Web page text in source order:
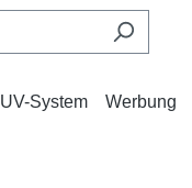
UV-System Werbung